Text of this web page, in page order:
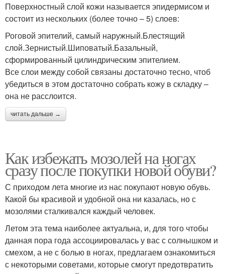
Поверхностный слой кожи называется эпидермисом и
состоит из нескольких (более точно – 5) слоев:
Роговой эпителий, самый наружный.Блестящий
слой.Зернистый.Шиповатый.Базальный,
сформированный цилиндрическим эпителием.
Все слои между собой связаны достаточно тесно, чтоб
убедиться в этом достаточно собрать кожу в складку –
она не расслоится.
читать дальше →
Как избежать мозолей на ногах
сразу после покупки новой обуви?
С приходом лета многие из нас покупают новую обувь.
Какой бы красивой и удобной она ни казалась, но с
мозолями сталкивался каждый человек.
Летом эта тема наиболее актуальна, и, для того чтобы
данная пора года ассоциировалась у вас с солнышком и
смехом, а не с болью в ногах, предлагаем ознакомиться
с некоторыми советами, которые смогут предотвратить